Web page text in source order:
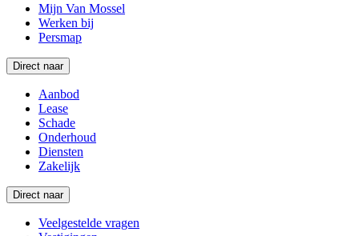
Mijn Van Mossel
Werken bij
Persmap
Direct naar
Aanbod
Lease
Schade
Onderhoud
Diensten
Zakelijk
Direct naar
Veelgestelde vragen